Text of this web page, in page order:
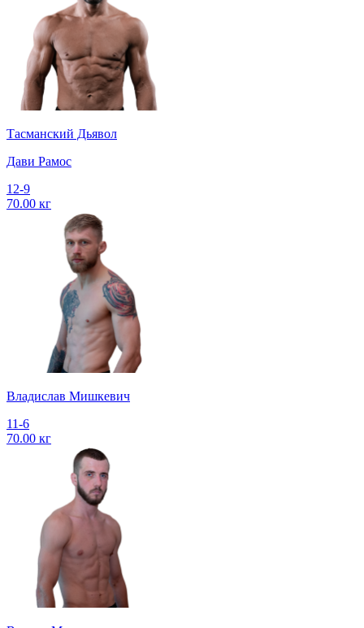
Тасманский Дьявол
Дави Рамос
12-9
70.00 кг
Владислав Мишкевич
11-6
70.00 кг